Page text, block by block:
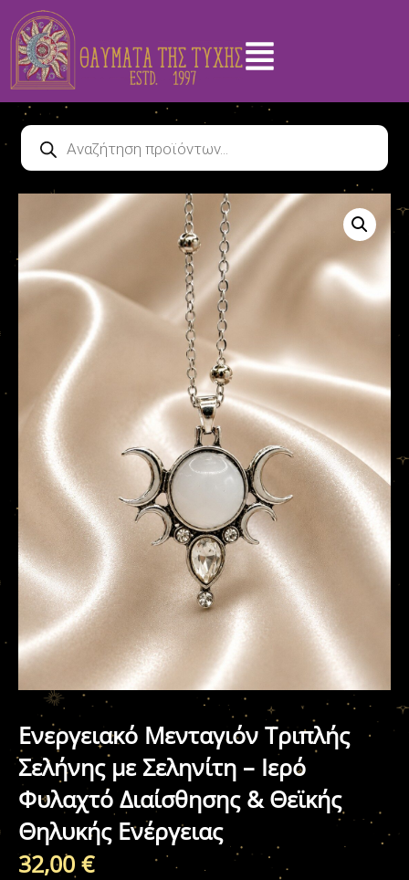
Ενεργειακό Μενταγιόν Τριπλής
Σελήνης με Σεληνίτη – Ιερό
Φυλαχτό Διαίσθησης & Θεϊκής
Θηλυκής Ενέργειας
32,00 €